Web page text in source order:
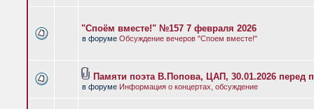
"Споём вместе!" №157 7 февраля 2026
в форуме Обсуждение вечеров "Споем вместе!"
Памяти поэта В.Попова, ЦАП, 30.01.2026 перед
в форуме Информация о концертах, обсуждение